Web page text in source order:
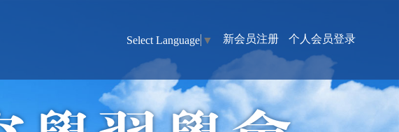
Select Language ▼ 新会员注册 个人会员登录